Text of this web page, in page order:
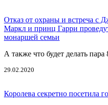
Отказ от охраны и встреча с
Маркл и принц Гарри
монаршей семьи
А также что будет делать пара
29.02.2020
Королева секретно посетила